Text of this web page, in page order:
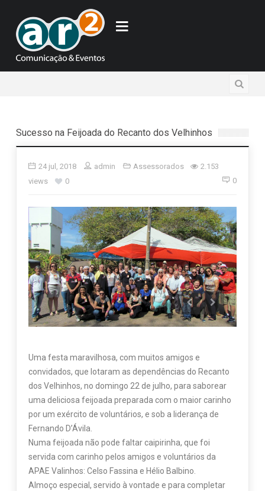
Sucesso na Feijoada do Recanto dos Velhinhos
24 jul, 2018 admin Assessorados
2.153
views
0 0
Uma festa maravilhosa, com muitos amigos e
convidados, que lotaram as dependências do Recanto
dos Velhinhos, no domingo 22 de julho, para saborear
uma deliciosa feijoada preparada com o maior carinho
por um exército de voluntários, e sob a liderança de
Fernando D’Ávila.
Numa feijoada não pode faltar caipirinha, que foi
servida com carinho pelos amigos e voluntários da
APAE Valinhos: Celso Fassina e Hélio Balbino.
Almoço especial, servido à vontade e para completar